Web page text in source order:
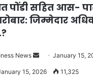
पोंडी सहित आस-
जिम्मेदार
News
Send January 15,
15, 2026 11,325